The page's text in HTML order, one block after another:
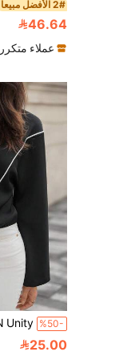
2# الأفضل مبيعا
46.64
عملاء
%50-
25.00